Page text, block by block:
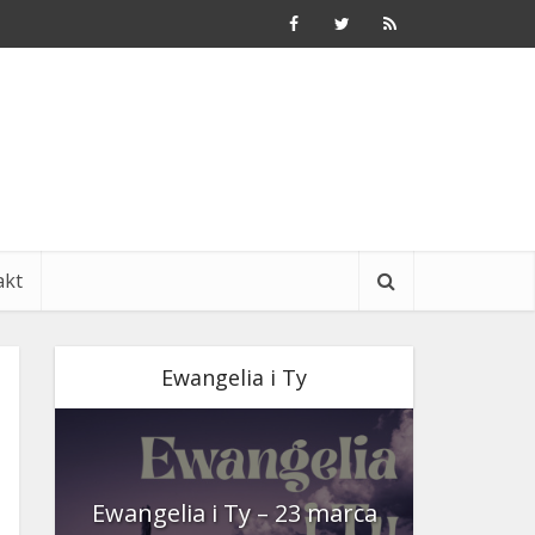
Ewangelia i Ty
Ewangelia i Ty – 23 marca